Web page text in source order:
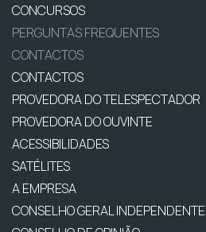
CONCURSOS
PERGUNTAS FREQUENTES
CONTACTOS
CONTACTOS
PROVEDORA DO TELESPECTADOR
PROVEDORA DO OUVINTE
ACESSIBILIDADES
SATÉLITES
A EMPRESA
CONSELHO GERAL INDEPENDENTE